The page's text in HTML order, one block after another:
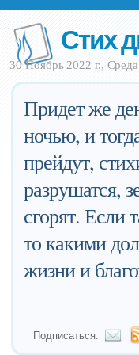
Стих
30 Ноябрь 2022 г., Среда
Придет же
ночью, и
прейдут,
разрушатся,
сгорят. Если
то какими
жизни и
Подписаться: